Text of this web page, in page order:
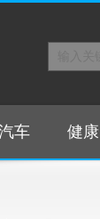
车 健康